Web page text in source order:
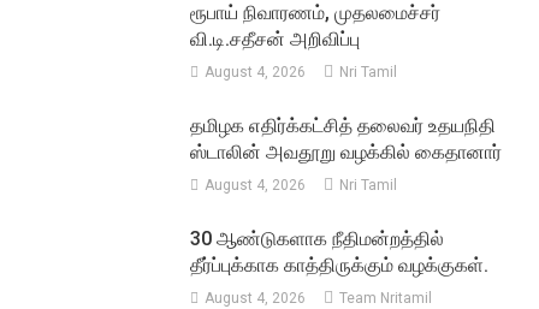
ரூபாய் நிவாரணம், முதலமைச்சர்
வி.டி.சதீசன் அறிவிப்பு
August 4, 2026 Nri Tamil
தமிழக எதிர்க்கட்சித் தலைவர் உதயநிதி
ஸ்டாலின் அவதூறு வழக்கில் கைதானார்
August 4, 2026 Nri Tamil
30 ஆண்டுகளாக நீதிமன்றத்தில்
தீர்ப்புக்காக காத்திருக்கும் வழக்குகள்.
August 4, 2026 Team Nritamil